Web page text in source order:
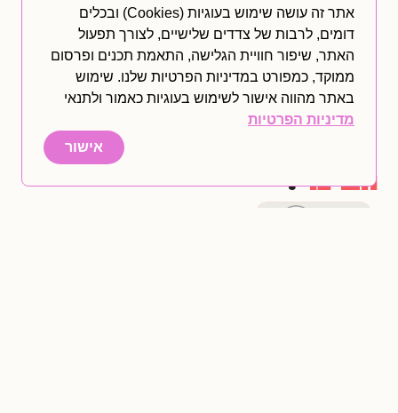
מהלכי הביכורים של החברות
הגדולות
וובינר.
אתר זה עושה שימוש בעוגיות (Cookies) ובכלים
דומים, לרבות של צדדים שלישיים, לצורך תפעול
האתר, שיפור חוויית הגלישה, התאמת תכנים ופרסום
ממוקד, כמפורט במדיניות הפרטיות שלנו. שימוש
באתר מהווה אישור לשימוש בעוגיות כאמור ולתנאי
מדיניות הפרטיות
אישור